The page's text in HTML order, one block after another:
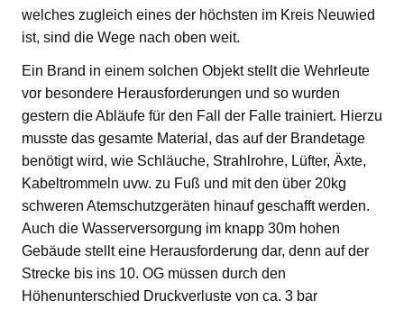
welches zugleich eines der höchsten im Kreis Neuwied
ist, sind die Wege nach oben weit.
Ein Brand in einem solchen Objekt stellt die Wehrleute
vor besondere Herausforderungen und so wurden
gestern die Abläufe für den Fall der Falle trainiert. Hierzu
musste das gesamte Material, das auf der Brandetage
benötigt wird, wie Schläuche, Strahlrohre, Lüfter, Äxte,
Kabeltrommeln uvw. zu Fuß und mit den über 20kg
schweren Atemschutzgeräten hinauf geschafft werden.
Auch die Wasserversorgung im knapp 30m hohen
Gebäude stellt eine Herausforderung dar, denn auf der
Strecke bis ins 10. OG müssen durch den
Höhenunterschied Druckverluste von ca. 3 bar